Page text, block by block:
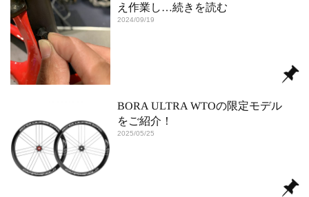
え作業し …続きを読む
2024/09/19
BORA ULTRA WTOの限定モデル
をご紹介！
2025/05/25